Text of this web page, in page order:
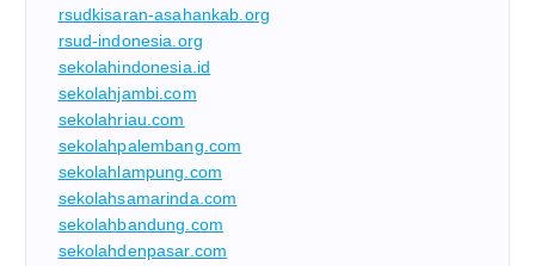
rsudkisaran-asahankab.org
rsud-indonesia.org
sekolahindonesia.id
sekolahjambi.com
sekolahriau.com
sekolahpalembang.com
sekolahlampung.com
sekolahsamarinda.com
sekolahbandung.com
sekolahdenpasar.com